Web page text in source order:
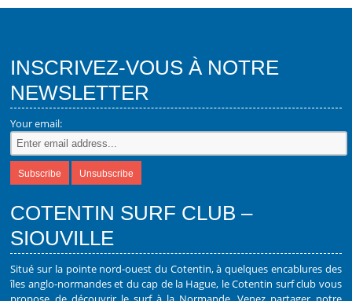
INSCRIVEZ-VOUS À NOTRE
NEWSLETTER
Your email:
COTENTIN SURF CLUB –
SIOUVILLE
Situé sur la pointe nord-ouest du Cotentin, à quelques encablures des
îles anglo-normandes et du cap de la Hague, le Cotentin surf club vous